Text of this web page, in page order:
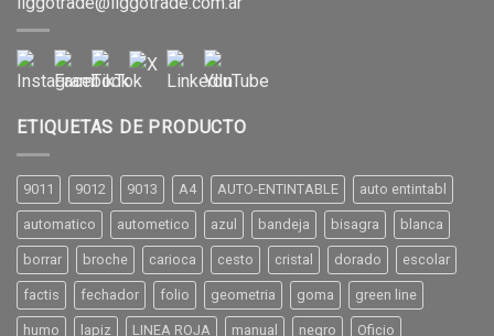
ETIQUETAS DE PRODUCTO
9011 9012 9013 A4 AUTO-ENTINTABLE auto entintabl
automatico autometico azul bandeja bisagra blanca
borrar broche carioca cesto cristal dorado escolar
factis fechador folio geometria goma green line
humo lapiz LINEA ROJA manual negro Oficio